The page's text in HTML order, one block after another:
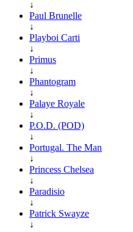
↓
Paul Brunelle
↓
Playboi Carti
↓
Primus
↓
Phantogram
↓
Palaye Royale
↓
P.O.D. (POD)
↓
Portugal. The Man
↓
Princess Chelsea
↓
Paradisio
↓
Patrick Swayze
↓